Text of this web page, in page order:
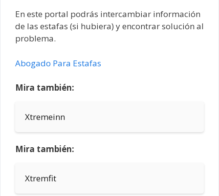
En este portal podrás intercambiar información
de las estafas (si hubiera) y encontrar solución al
problema.
Abogado Para Estafas
Mira también:
Xtremeinn
Mira también:
Xtremfit